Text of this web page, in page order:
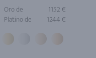
Oro de
1152 €
Platino de
1244 €